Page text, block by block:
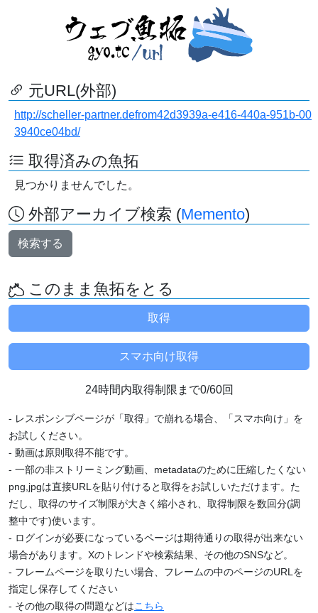
元URL(外部)
http://scheller-partner.defrom42d3939a-e416-440a-951b-00
3940ce04bd/
取得済みの魚拓
見つかりませんでした。
外部アーカイブ検索 (Memento)
検索する
このまま魚拓をとる
24時間内取得制限まで0/60回
- レスポンシブページが「取得」で崩れる場合、「スマホ向け」を
お試しください。
- 動画は原則取得不能です。
- 一部の非ストリーミング動画、metadataのために圧縮したくない
png,jpgは直接URLを貼り付けると取得をお試しいただけます。た
だし、取得のサイズ制限が大きく縮小され、取得制限を数回分(調
整中です)使います。
- ログインが必要になっているページは期待通りの取得が出来ない
場合があります。Xのトレンドや検索結果、その他のSNSなど。
- フレームページを取りたい場合、フレームの中のページのURLを
指定し保存してください
- その他の取得の問題などはこちら